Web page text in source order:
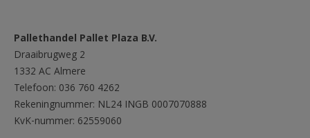
Pallethandel Pallet Plaza B.V.
Draaibrugweg 2
1332 AC Almere
Telefoon: 036 760 4262
Rekeningnummer: NL24 INGB 0007070888
KvK-nummer: 62559060